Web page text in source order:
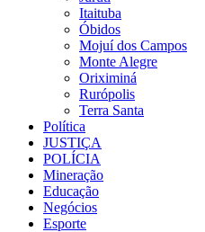
Itaituba
Óbidos
Mojuí dos Campos
Monte Alegre
Oriximiná
Rurópolis
Terra Santa
Política
JUSTIÇA
POLÍCIA
Mineração
Educação
Negócios
Esporte